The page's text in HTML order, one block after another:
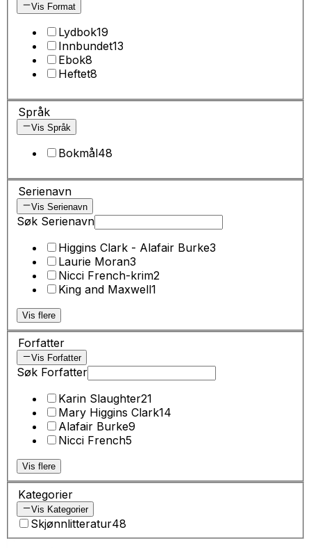
Vis Format
Lydbok19
Innbundet13
Ebok8
Heftet8
Språk
Vis Språk
Bokmål48
Serienavn
Vis Serienavn
Søk Serienavn
Higgins Clark - Alafair Burke3
Laurie Moran3
Nicci French-krim2
King and Maxwell1
Vis flere
Forfatter
Vis Forfatter
Søk Forfatter
Karin Slaughter21
Mary Higgins Clark14
Alafair Burke9
Nicci French5
Vis flere
Kategorier
Vis Kategorier
Skjønnlitteratur48